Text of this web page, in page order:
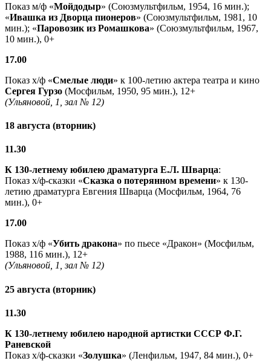
Показ м/ф «Мойдодыр» (Союзмультфильм, 1954, 16 мин.);
«Ивашка из Дворца пионеров» (Союзмультфильм, 1981, 10
мин.); «Паровозик из Ромашкова» (Союзмультфильм, 1967,
10 мин.), 0+
17.00
Показ х/ф «Смелые люди» к 100-летию актера театра и кино
Сергея Гурзо (Мосфильм, 1950, 95 мин.), 12+
(Ульяновой, 1, зал № 12)
18 августа (вторник)
11.30
К 130-летнему юбилею драматурга Е.Л. Шварца:
Показ х/ф-сказки «Сказка о потерянном времени» к 130-
летию драматурга Евгения Шварца (Мосфильм, 1964, 76
мин.), 0+
17.00
Показ х/ф «Убить дракона» по пьесе «Дракон» (Мосфильм,
1988, 116 мин.), 12+
(Ульяновой, 1, зал № 12)
25 августа (вторник)
11.30
К 130-летнему юбилею народной артистки СССР Ф.Г.
Раневской
Показ х/ф-сказки «Золушка» (Ленфильм, 1947, 84 мин.), 0+